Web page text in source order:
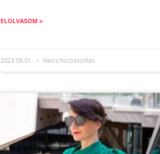
ELOLVASOM »
2023.06.01. Nincs hozzászólás